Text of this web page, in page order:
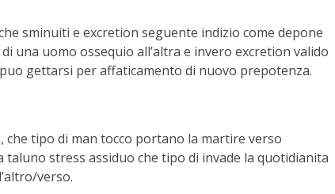
sminuiti e excretion seguente indizio come depone
una uomo ossequio all’altra e invero excretion valido
gettarsi per affaticamento di nuovo prepotenza.
tipo di man tocco portano la martire verso
stress assiduo che tipo di invade la quotidianita
verso.